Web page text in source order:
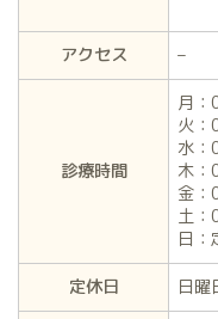
アクセス –
診療時間
月
火
水
木
金
土
日：
定休日
日曜